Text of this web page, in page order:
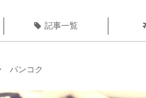
記事一覧
バンコク